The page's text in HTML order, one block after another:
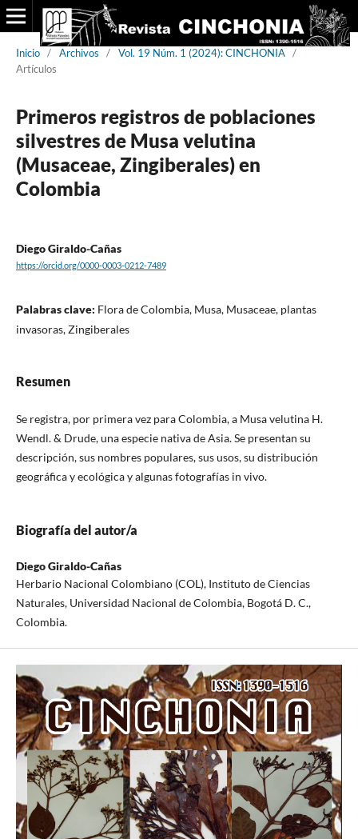
Inicio / Archivos / Vol. 19 Núm. 1 (2024): CINCHONIA /
Artículos
Primeros registros de poblaciones
silvestres de Musa velutina
(Musaceae, Zingiberales) en
Colombia
Diego Giraldo-Cañas
https://orcid.org/0000-0003-0212-7489
Palabras clave: Flora de Colombia, Musa, Musaceae, plantas
invasoras, Zingiberales
Resumen
Se registra, por primera vez para Colombia, a Musa velutina H.
Wendl. & Drude, una especie nativa de Asia. Se presentan su
descripción, sus nombres populares, sus usos, su distribución
geográfica y ecológica y algunas fotografías in vivo.
Biografía del autor/a
Diego Giraldo-Cañas
Herbario Nacional Colombiano (COL), Instituto de Ciencias
Naturales, Universidad Nacional de Colombia, Bogotá D. C.,
Colombia.